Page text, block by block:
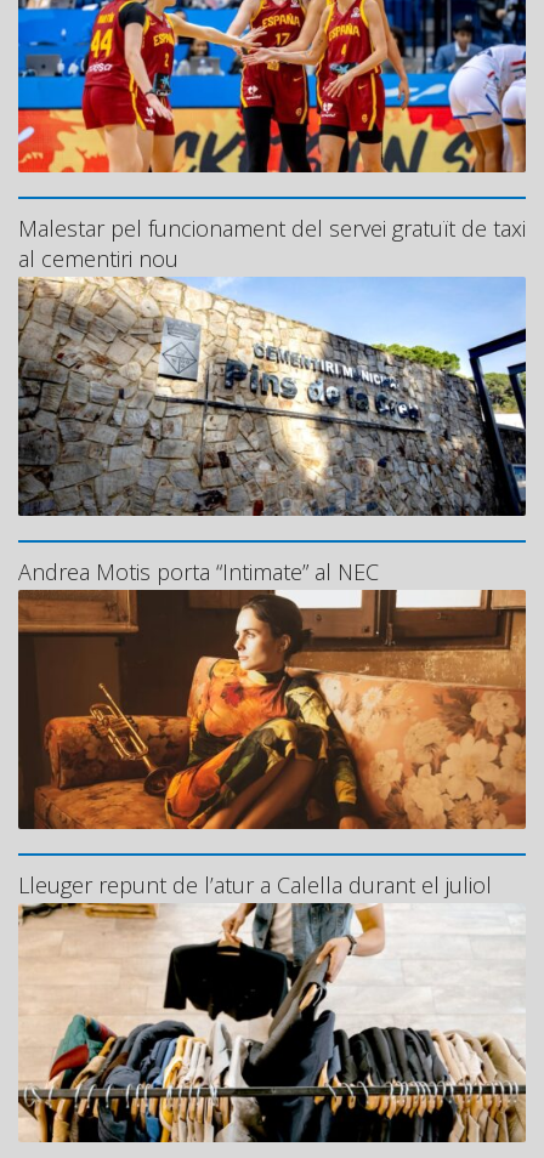
Malestar pel funcionament del servei gratuït de taxi
al cementiri nou
Andrea Motis porta “Intimate” al NEC
Lleuger repunt de l’atur a Calella durant el juliol